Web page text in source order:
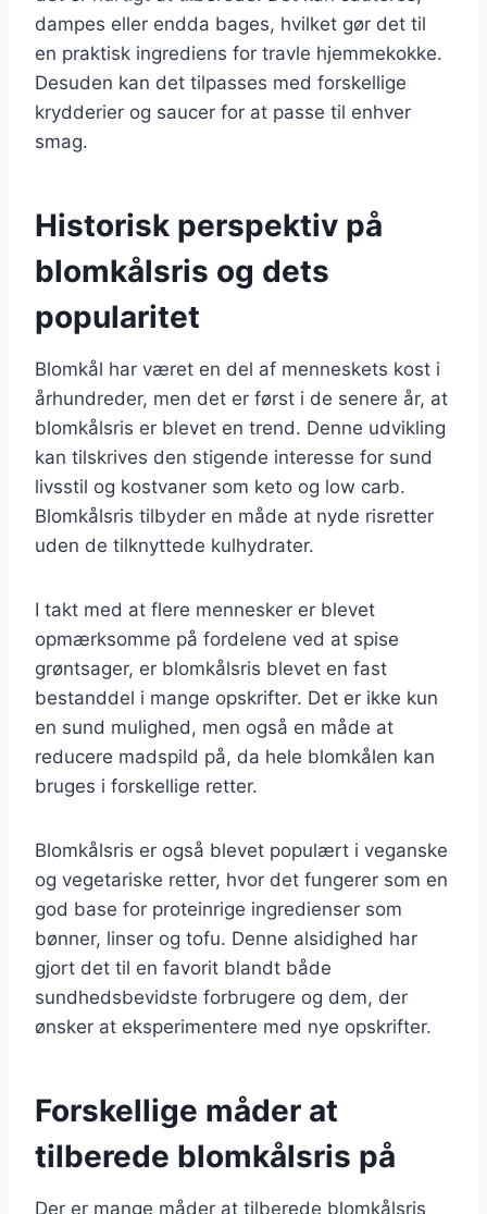
dampes eller endda bages, hvilket gør det til
en praktisk ingrediens for travle hjemmekokke.
Desuden kan det tilpasses med forskellige
krydderier og saucer for at passe til enhver
smag.
Historisk perspektiv på
blomkålsris og dets
popularitet
Blomkål har været en del af menneskets kost i
århundreder, men det er først i de senere år, at
blomkålsris er blevet en trend. Denne udvikling
kan tilskrives den stigende interesse for sund
livsstil og kostvaner som keto og low carb.
Blomkålsris tilbyder en måde at nyde risretter
uden de tilknyttede kulhydrater.
I takt med at flere mennesker er blevet
opmærksomme på fordelene ved at spise
grøntsager, er blomkålsris blevet en fast
bestanddel i mange opskrifter. Det er ikke kun
en sund mulighed, men også en måde at
reducere madspild på, da hele blomkålen kan
bruges i forskellige retter.
Blomkålsris er også blevet populært i veganske
og vegetariske retter, hvor det fungerer som en
god base for proteinrige ingredienser som
bønner, linser og tofu. Denne alsidighed har
gjort det til en favorit blandt både
sundhedsbevidste forbrugere og dem, der
ønsker at eksperimentere med nye opskrifter.
Forskellige måder at
tilberede blomkålsris på
Der er mange måder at tilberede blomkålsris